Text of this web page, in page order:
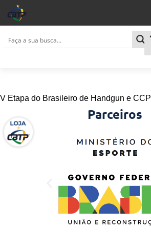
V Etapa do Brasileiro de Handgun e CCP
Parceiros